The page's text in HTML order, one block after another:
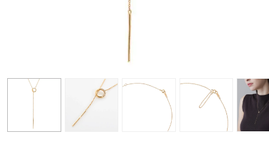
誕生石
モチーフ